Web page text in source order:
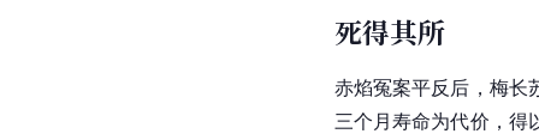
死得其所
赤焰冤案平反后，梅长
三个月寿命为代价，得